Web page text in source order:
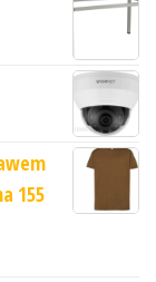
155